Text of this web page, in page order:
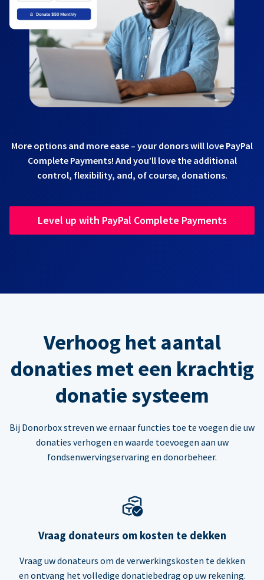
More options and more ease – your donors will love PayPal
Complete Payments! And you’ll love the additional
control, flexibility, and, of course, donations.
Level up with PayPal Complete Payments
Verhoog het aantal
donaties met een krachtig
donatie systeem
Bij Donorbox streven we ernaar functies toe te voegen die uw
donaties verhogen en waarde toevoegen aan uw
fondsenwervingservaring en donorbeheer.
Vraag donateurs om kosten te dekken
Vraag uw donateurs om de verwerkingskosten te dekken
en ontvang het volledige donatiebedrag op uw rekening.